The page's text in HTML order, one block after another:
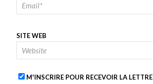
SITE WEB
M'INSCRIRE POUR RECEVOIR LA LETTRE